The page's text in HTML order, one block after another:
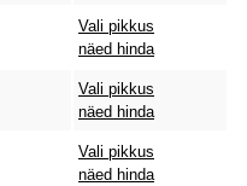
Vali pikkus
näed hinda
Vali pikkus
näed hinda
Vali pikkus
näed hinda